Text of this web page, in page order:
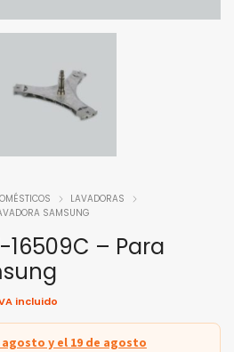
LAVADORAS
SAMSUNG
– Para
incluido
agosto y el 19 de agosto